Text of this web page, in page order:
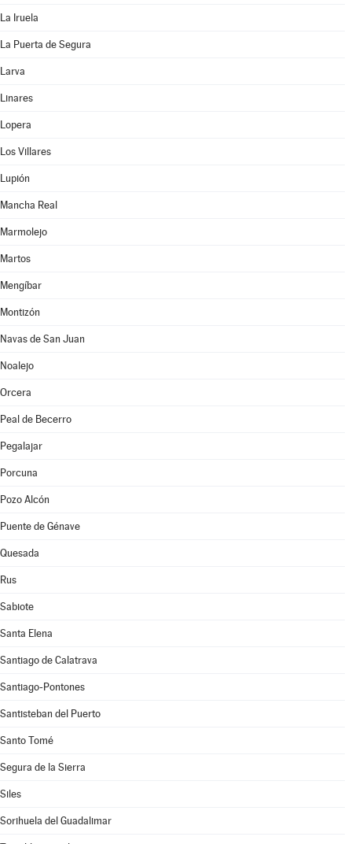
La Iruela
La Puerta de Segura
Larva
Linares
Lopera
Los Villares
Lupión
Mancha Real
Marmolejo
Martos
Mengíbar
Montizón
Navas de San Juan
Noalejo
Orcera
Peal de Becerro
Pegalajar
Porcuna
Pozo Alcón
Puente de Génave
Quesada
Rus
Sabiote
Santa Elena
Santiago de Calatrava
Santiago-Pontones
Santisteban del Puerto
Santo Tomé
Segura de la Sierra
Siles
Sorihuela del Guadalimar